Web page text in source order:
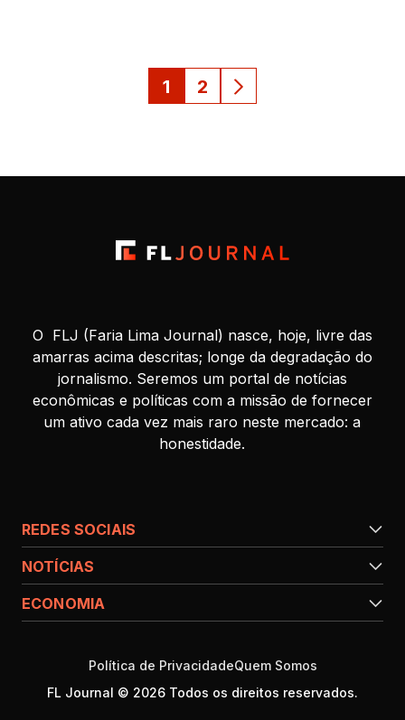
1 2
O FLJ (Faria Lima Journal) nasce, hoje, livre das
amarras acima descritas; longe da degradação do
jornalismo. Seremos um portal de notícias
econômicas e políticas com a missão de fornecer
um ativo cada vez mais raro neste mercado: a
honestidade.
REDES SOCIAIS
NOTÍCIAS
ECONOMIA
FL Journal © 2026 Todos os direitos reservados.
Política de PrivacidadeQuem Somos